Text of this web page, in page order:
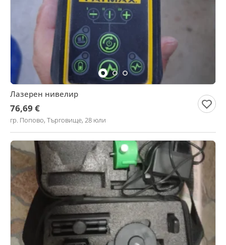
Лазерен нивелир
76,69 €
гр. Попово, Търговище, 28 юли